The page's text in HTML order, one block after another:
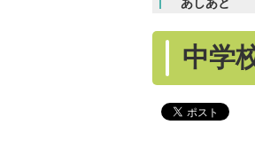
中学